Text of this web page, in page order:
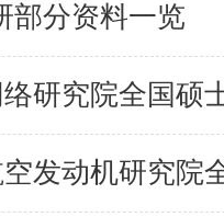
料及清北考
部分资料一览